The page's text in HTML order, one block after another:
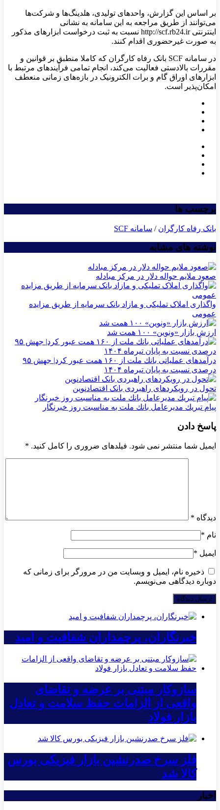
بر اساس این گزارش، واحدهای تولیدی، هلدینگ‌ها و شرکت‌ها
می‌توانند از طریق مراجعه به این سامانه به نشانی
اینترنتی http://scf.rb24.ir نسبت به ثبت درخواست ابزارهای مذکور
به صورت غیرحضوری اقدام کنند.
در سامانه SCF بانک رفاه کارگران که کاملا منطبق بر قوانین و
مقررات بالادستی فعالیت می‌کند، انجام تمامی فرآیندهای مرتبط با
ابزارهای اوراق گام و برات الکترونیک در بازه‌های زمانی منعطف
امکان‌پذیر است.
برچسب ها
بانک رفاه کارگران / سامانه SCF
نوشته های مشابه
صعود ملایم حواله دلار در مرکز مبادله
واگذاری املاک تملیکی و مازاد بانک سرمایه از طریق مزایده
عمومی
ارزش بازار «ونوین» ۱۰۰ همت شد
درآمدهای عملیاتی بانك ملت از ۱۶۰ همت عبور كرد| جهش ۹۵
درصدی نسبت به پایان تیرماه ۱۴۰۴
تحول در رویکردهای راهبردی بانک اقتصادنوین
پیام تبریك مدیرعامل بانك ملت به مناسبت روز خبرنگار
پاسخ دادن
ایمیل شما منتشر نمی شود. فیلدهای ضروری را کامل کنید. *
دیدگاه *
نام *
ایمیل *
ذخیره نام، ایمیل و وبسایت من در مرورگر برای زمانی که
دوباره دیدگاهی می‌نویسم.
خبرنگاران، پرچمداران شفافیت و امید
سازوکار مبتنی بر عرضه و تقاضای
واقعی از الزامات حفظ سلامت و تعادل
بازار فولاد
فلز سرخ صدرنشین بازار فیزیکی بورس
کالا شد
اخبار